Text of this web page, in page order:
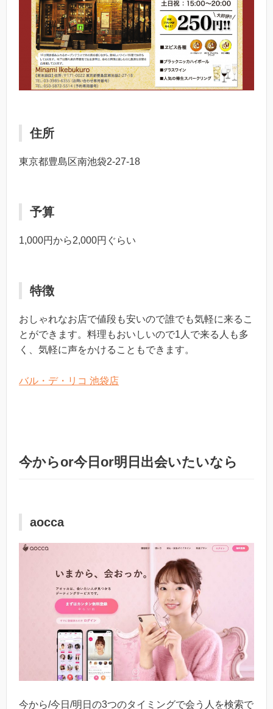
住所
東京都豊島区南池袋2-27-18
予算
1,000円から2,000円ぐらい
特徴
おしゃれなお店で値段も安いので誰でも気軽に来るこ
とができます。料理もおいしいので1人で来る人も多
く、気軽に声をかけることもできます。
バル・デ・リコ 池袋店
今からor今日or明日出会いたいなら
aocca
今から/今日/明日の3つのタイミングで会う人を検索で